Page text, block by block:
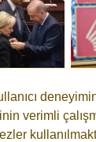
verimli